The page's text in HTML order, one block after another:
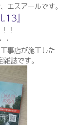
エスアールです。
』
！
事店が施工した
誌です。